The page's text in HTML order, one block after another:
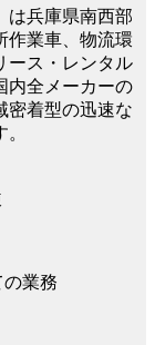
は兵庫県南西部
作業車、物流環
ース・レンタル
内全メーカーの
密着型の迅速な
業務